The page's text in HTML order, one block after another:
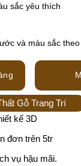
sắc yêu thích
và màu sắc
Gỗ Trang Trí
kế 3D
đơn trên 5tr
vụ hậu mãi.